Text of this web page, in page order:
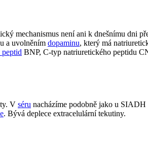
mechanismus není ani k dnešnímu dni
a uvolněním dopaminu, který má
BNP, C-typ natriuretického peptidu
V séru nacházíme podobně jako u
. Bývá deplece extracelulární tekutiny.